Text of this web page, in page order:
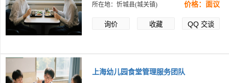
所在地：忻城县(城关镇) 价格：面议
询价 收藏 QQ 交谈
上海幼儿园食堂管理服务团队